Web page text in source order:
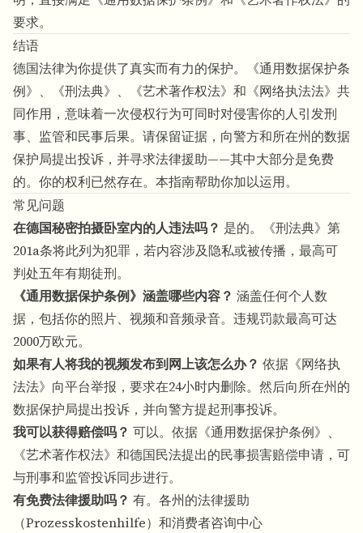
要求。
结语
德国法律为你提供了真实而有力的保护。《通用数据保护条
例》、《刑法典》、《艺术著作权法》和《网络执法法》共
同作用，意味着一次侵权行为可同时对侵害你的人引发刑
事、监管和民事后果。请保留证据，向警方和所在州的数据
保护局提出投诉，并寻求法律援助——其中大部分是免费
的。你的权利已然存在。本指南帮助你加以运用。
常见问题
在德国秘密拍摄卧室内的人违法吗？ 是的。《刑法典》第
201a条将此列为犯罪，若内容涉及隐私或被传播，最高可
判处五年有期徒刑。
《通用数据保护条例》涵盖哪些内容？ 涵盖任何个人数
据，包括你的照片、视频和音频录音。违规罚款最高可达
2000万欧元。
如果有人将我的视频发布到网上该怎么办？ 依据《网络执
法法》向平台举报，要求在24小时内删除。然后向所在州的
数据保护局提出投诉，并向警方提起刑事投诉。
我可以获得赔偿吗？ 可以。依据《通用数据保护条例》、
《艺术著作权法》和德国民法提出的民事损害赔偿申请，可
与刑事和监管投诉同步进行。
有免费法律援助吗？ 有。各州的法律援助
（Prozesskostenhilfe）和消费者咨询中心